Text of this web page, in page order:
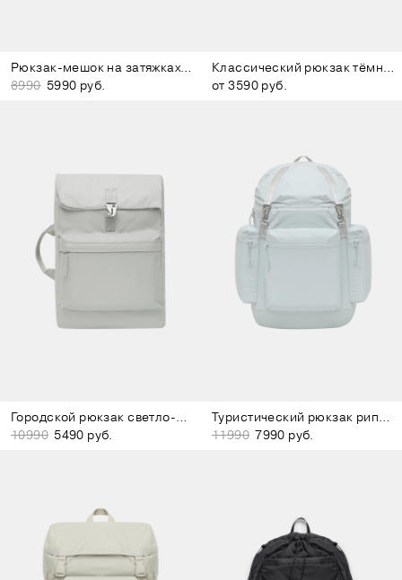
Рюкзак-мешок на затяжках бордово-коричневый
8990 5990 руб.
Классический рюкзак тёмно-серый
от 3590 руб.
Городской рюкзак светло-серый
10990 5490 руб.
Туристический рюкзак рипстоп серо-голубой
11990 7990 руб.